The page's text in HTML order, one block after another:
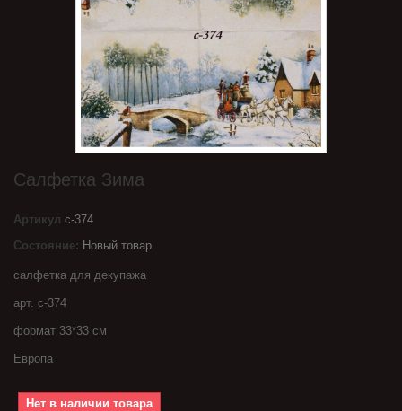
Салфетка Зима
Артикул с-374
Состояние: Новый товар
салфетка для декупажа
арт. с-374
формат 33*33 см
Европа
Нет в наличии товара